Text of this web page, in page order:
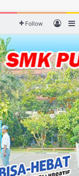
Follow Log